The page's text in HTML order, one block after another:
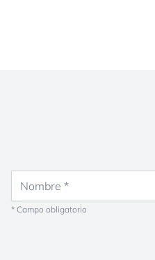
* Campo obligatorio